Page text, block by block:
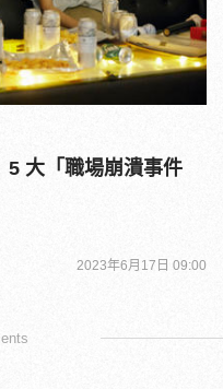
大「職場崩潰事件
2023年6月17日 09:00